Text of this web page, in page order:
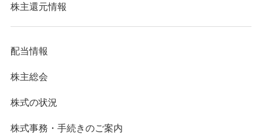
株主還元情報
配当情報
株主総会
株式の状況
株式事務・手続きのご案内